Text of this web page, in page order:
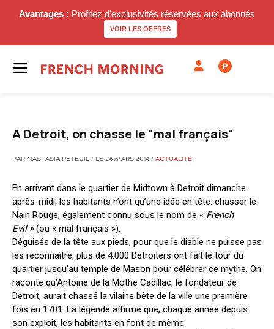
Avantages : Profitez d'exclusivités réservées aux abonnés
VOIR LES OFFRES
P
A Detroit, on chasse le "mal français"
PAR NASTASIA PETEUIL / LE 24 MARS 2014 / ACTUALITÉ
En arrivant dans le quartier de Midtown à Detroit dimanche
après-midi, les habitants n’ont qu’une idée en tête: chasser le
Nain Rouge, également connu sous le nom de « French
Evil »(ou « mal français »).
Déguisés de la tête aux pieds, pour que le diable ne puisse pas
les reconnaître, plus de 4.000 Detroiters ont fait le tour du
quartier jusqu’au temple de Mason pour célébrer ce mythe. On
raconte qu’Antoine de la Mothe Cadillac, le fondateur de
Detroit, aurait chassé la vilaine bête de la ville une première
fois en 1701. La légende affirme que, chaque année depuis
son exploit, les habitants en font de même.